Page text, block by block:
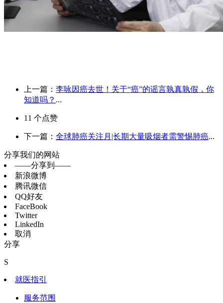
上一篇： 李咏因癌去世！关于“癌”的谣言孰真孰假，你
知道吗？ ...
11 个点赞
下一篇： 全球肺癌关注月|长期大量吸烟者需警惕肺癌...
分享我们的网站
——分享到——
新浪微博
腾讯微信
QQ好友
FaceBook
Twitter
LinkedIn
取消
分享
S
就医指引
服务范围